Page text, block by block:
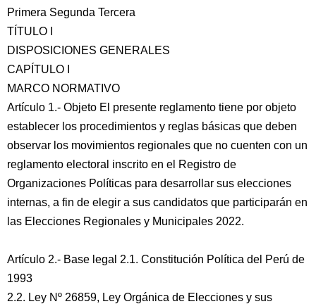
Primera Segunda Tercera
TÍTULO I
DISPOSICIONES GENERALES
CAPÍTULO I
MARCO NORMATIVO
Artículo 1.- Objeto El presente reglamento tiene por objeto
establecer los procedimientos y reglas básicas que deben
observar los movimientos regionales que no cuenten con un
reglamento electoral inscrito en el Registro de
Organizaciones Políticas para desarrollar sus elecciones
internas, a fin de elegir a sus candidatos que participarán en
las Elecciones Regionales y Municipales 2022.
Artículo 2.- Base legal 2.1. Constitución Política del Perú de
1993
2.2. Ley Nº 26859, Ley Orgánica de Elecciones y sus